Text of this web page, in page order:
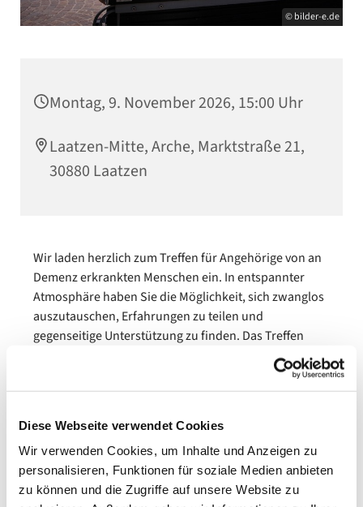
Diese Webseite verwendet Cookies
Wir verwenden Cookies, um Inhalte und Anzeigen zu
personalisieren, Funktionen für soziale Medien anbieten
zu können und die Zugriffe auf unsere Website zu
© bilder-e.de
Montag, 9. November 2026, 15:00 Uhr
Laatzen-Mitte, Arche, Marktstraße 21,
30880 Laatzen
Wir laden herzlich zum Treffen für Angehörige von an
Demenz erkrankten Menschen ein. In entspannter
Atmosphäre haben Sie die Möglichkeit, sich zwanglos
auszutauschen, Erfahrungen zu teilen und
gegenseitige Unterstützung zu finden. Das Treffen
bietet Raum für persönliche Gespräche und Fragen
rund um den Alltag mit demenziell erkrankten
Familienmitgliedern. Kommen Sie vorbei und nutzen
vernetzen!